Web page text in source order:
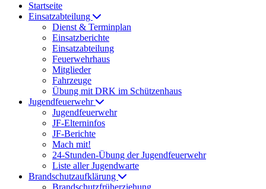
Startseite
Einsatzabteilung
Dienst & Terminplan
Einsatzberichte
Einsatzabteilung
Feuerwehrhaus
Mitglieder
Fahrzeuge
Übung mit DRK im Schützenhaus
Jugendfeuerwehr
Jugendfeuerwehr
JF-Elterninfos
JF-Berichte
Mach mit!
24-Stunden-Übung der Jugendfeuerwehr
Liste aller Jugendwarte
Brandschutzaufklärung
Brandschutzfrüherziehung